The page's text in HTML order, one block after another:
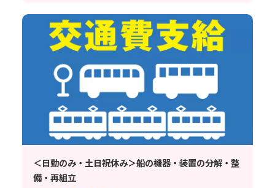
＜日勤のみ・土日祝休み＞船の機器・装置の分解・整
備・再組立